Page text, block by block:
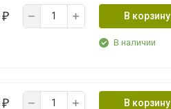
₽ В корзину
В наличии
₽ В корзину